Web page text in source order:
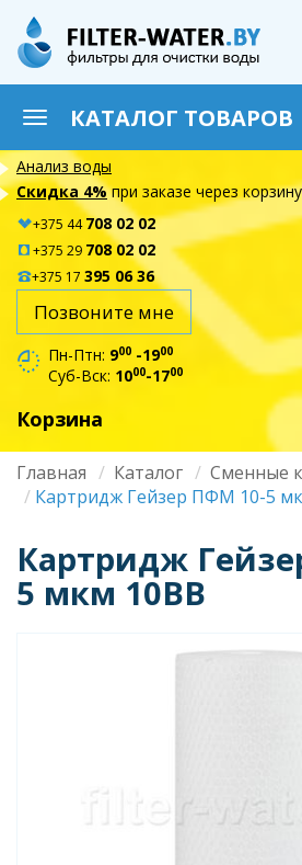
Перейти
основному
содержанию
ToggleКАТАЛОГ ТОВАРОВ
Анализ воды
Скидка 4%при заказе через корзину
+375 44708 02 02
+375 29 708 02 02
+375 17 395 06 36
Позвоните мне
Пн-Птн: 900 -1900
Суб-Вск: 1000-1700
Корзина
Строка
навигации
Главная Каталог
Сменные
Картридж Гейзер ПФМ 10-5
Картридж
5 мкм 10BB